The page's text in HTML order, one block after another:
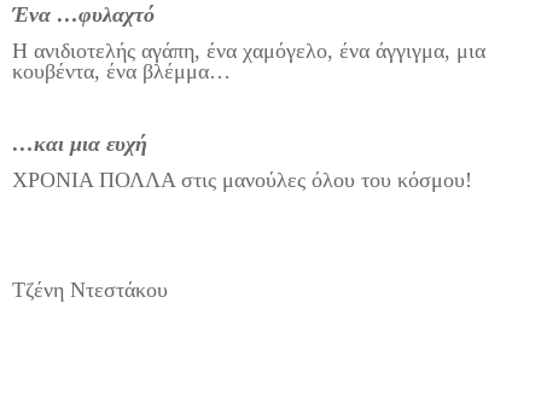
Ένα …φυλαχτό
Η ανιδιοτελής αγάπη, ένα χαμόγελο, ένα άγγιγμα, μια
κουβέντα, ένα βλέμμα…
…και μια ευχή
ΧΡΟΝΙΑ ΠΟΛΛΑ στις μανούλες όλου του κόσμου!
Τζένη Ντεστάκου